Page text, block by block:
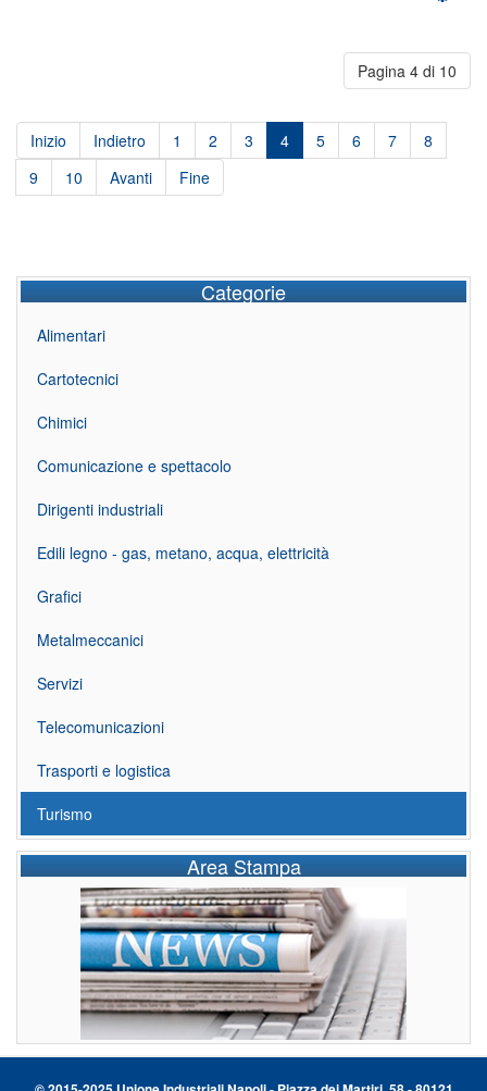
Pagina 4 di 10
Inizio Indietro 1 2 3 4 5 6 7
8
9
10 Avanti Fine
Categorie
Alimentari
Cartotecnici
Chimici
Comunicazione e spettacolo
Dirigenti industriali
Edili legno - gas, metano, acqua, elettricità
Grafici
Metalmeccanici
Servizi
Telecomunicazioni
Trasporti e logistica
Turismo
Area Stampa